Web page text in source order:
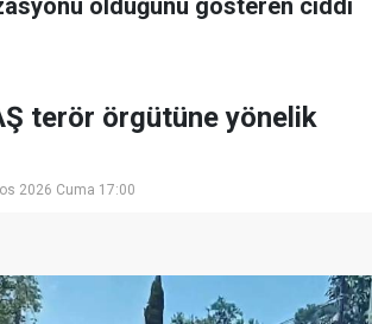
olduğunu gösteren ciddi
terör örgütüne yönelik
2026 Cuma 17:00